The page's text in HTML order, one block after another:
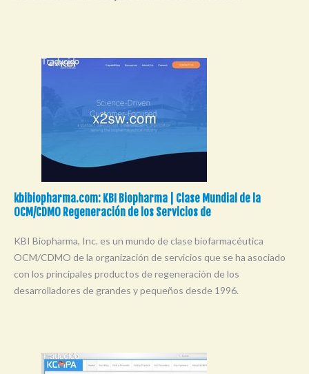
kbibiopharma.com: KBI Biopharma | Clase Mundial de la
OCM/CDMO Regeneración de los Servicios de
KBI Biopharma, Inc. es un mundo de clase biofarmacéutica
OCM/CDMO de la organización de servicios que se ha asociado
con los principales productos de regeneración de los
desarrolladores de grandes y pequeños desde 1996.